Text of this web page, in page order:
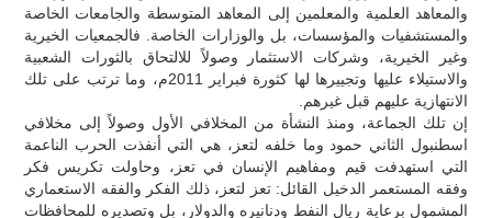
والمعاهد العلمية والمعلمين إلى المعاهد المتوسطة والجامعات الخاصة
والمستشفيات والمؤسسات، بل والوزارات الخاصة. فالجمعيات الخيرية
وغير الخيرية، وشركات الاستثمار وصولاً للالتحاق بالثورات الشعبية
والاستيلاء عليها وتجييرها لها كثورة فبراير 2011م، وما ترتب على تلك
الانتهازية عليهم قبل غيرهم.
إن تلك الجماعة، ومنذ النشأة من المخلافي الأول وصولاً إلى مخلافي
اسطنبول الثاني حمود وما خلفه لتعز، هي التي أنفذت الحرب الناعمة
التي استهدفت قيم ومفاهيم الإنسان في تعز، وحاولت تكريس فكر
وفقه المستعمر الدخيل القائل: تعز لتعز، ذلك الفكر والفقه الاستعماري
المشمول برعاية ريال النفط ودنانيره والدولار، بل وتصديره للمحافظات